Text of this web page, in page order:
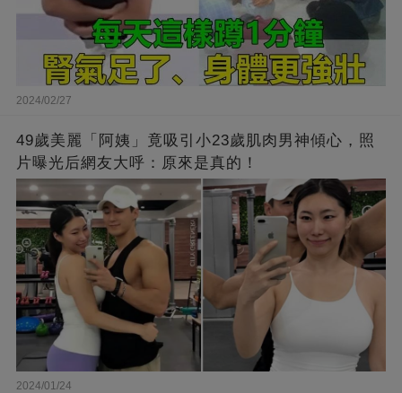
2024/02/27
49歲美麗「阿姨」竟吸引小23歲肌肉男神傾心，照
片曝光后網友大呼：原來是真的！
2024/01/24